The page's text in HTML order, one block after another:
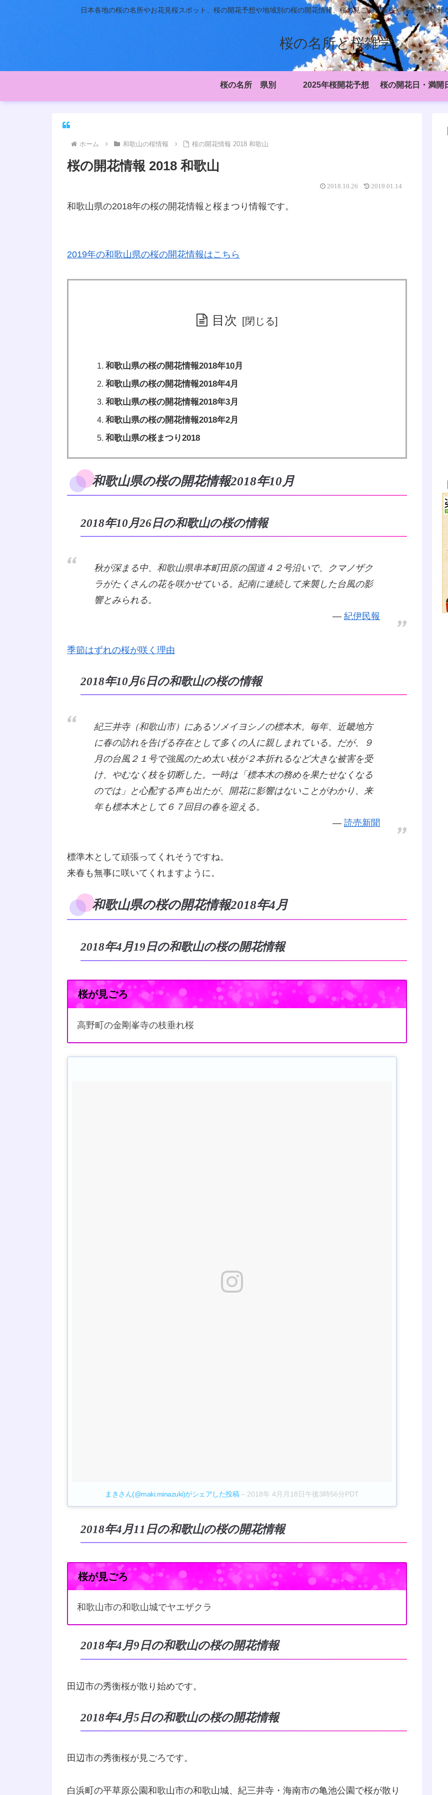
日本各地の桜の名所やお花見桜スポット、桜の開花予想や地域別の桜の開花情報、桜の見ごろ、夜桜や桜まつり情
桜の名所と桜雑学
桜の名所 県別 2025年桜開花予想
ホーム 和歌山の桜情報 桜の開花情報 2018 和歌山
桜の開花情報 2018 和歌山
2018.10.26 2019.01.14
和歌山県の2018年の桜の開花情報と桜まつり情報です。
2019年の和歌山県の桜の開花情報はこちら
目次
和歌山県の桜の開花情報2018年10月
和歌山県の桜の開花情報2018年4月
和歌山県の桜の開花情報2018年3月
和歌山県の桜の開花情報2018年2月
和歌山県の桜まつり2018
和歌山県の桜の開花情報2018年10月
2018年10月26日の和歌山の桜の情報
秋が深まる中、和歌山県串本町田原の国道４２号沿いで、クマノザク
ラがたくさんの花を咲かせている。紀南に連続して来襲した台風の影
響とみられる。
紀伊民報
季節はずれの桜が咲く理由
2018年10月6日の和歌山の桜の情報
紀三井寺（和歌山市）にあるソメイヨシノの標本木。毎年、近畿地方
に春の訪れを告げる存在として多くの人に親しまれている。だが、９
月の台風２１号で強風のため太い枝が２本折れるなど大きな被害を受
け、やむなく枝を切断した。一時は「標本木の務めを果たせなくなる
のでは」と心配する声も出たが、開花に影響はないことがわかり、来
年も標本木として６７回目の春を迎える。
読売新聞
標準木として頑張ってくれそうですね。
来春も無事に咲いてくれますように。
和歌山県の桜の開花情報2018年4月
2018年4月19日の和歌山の桜の開花情報
桜が見ごろ
高野町の金剛峯寺の枝垂れ桜
まきさん(@maki.minazuki)がシェアした投稿– 2018年 4月月18日午後3時56分PDT
2018年4月11日の和歌山の桜の開花情報
桜が見ごろ
和歌山市の和歌山城でヤエザクラ
2018年4月9日の和歌山の桜の開花情報
田辺市の秀衡桜が散り始めです。
2018年4月5日の和歌山の桜の開花情報
田辺市の秀衡桜が見ごろです。
白浜町の平草原公園和歌山市の和歌山城、紀三井寺・海南市の亀池公園で桜が散り